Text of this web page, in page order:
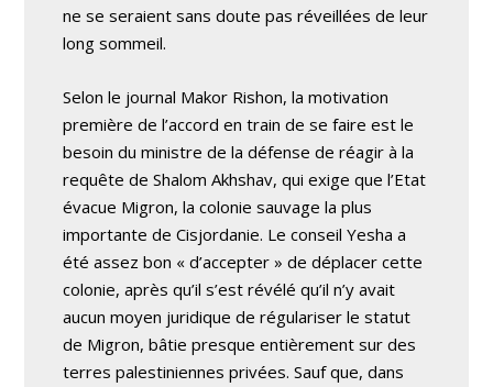
ne se seraient sans doute pas réveillées de leur
long sommeil.
Selon le journal Makor Rishon, la motivation
première de l’accord en train de se faire est le
besoin du ministre de la défense de réagir à la
requête de Shalom Akhshav, qui exige que l’Etat
évacue Migron, la colonie sauvage la plus
importante de Cisjordanie. Le conseil Yesha a
été assez bon « d’accepter » de déplacer cette
colonie, après qu’il s’est révélé qu’il n’y avait
aucun moyen juridique de régulariser le statut
de Migron, bâtie presque entièrement sur des
terres palestiniennes privées. Sauf que, dans